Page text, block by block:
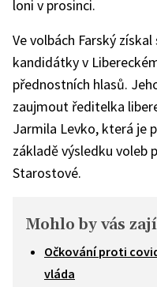
loni v prosinci.
Ve volbách Farský
kandidátky v
přednostních hlasů.
zaujmout ředitelka
Jarmila Levko, která je
základě výsledku voleb
Starostové.
Mohlo by vás
Očkování proti
vláda